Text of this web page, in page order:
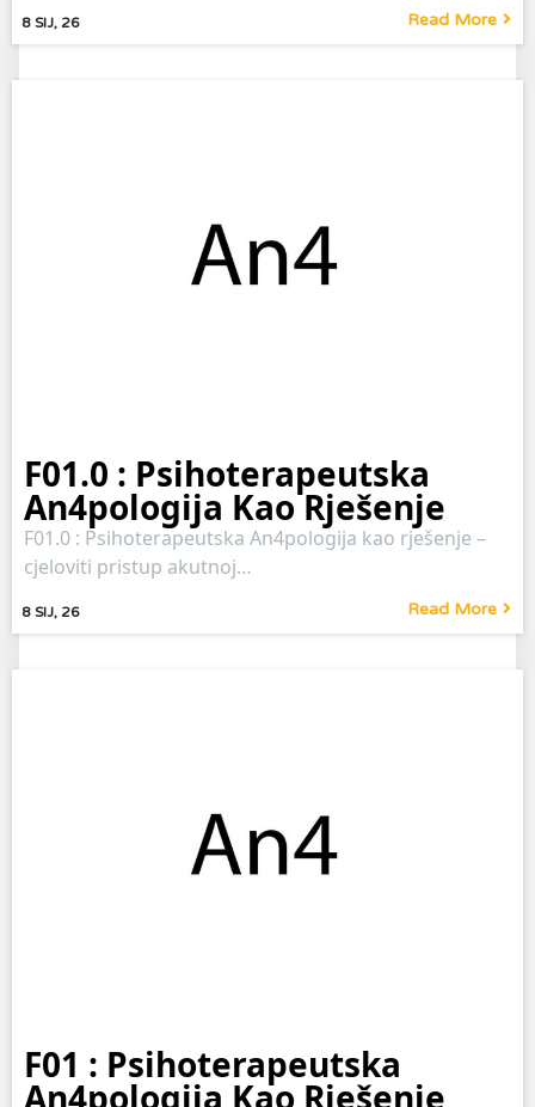
8 SIJ, 26 Read More
F01.0 : Psihoterapeutska
An4pologija Kao Rješenje
8 SIJ, 26
F01.0 : Psihoterapeutska An4pologija kao rješenje –
cjeloviti pristup akutnoj…
Read More
F01 : Psihoterapeutska
An4pologija Kao Rješenje